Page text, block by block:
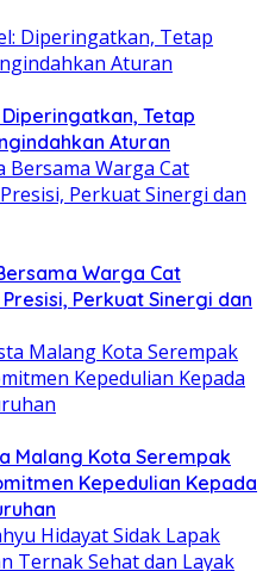
Tetap
Aturan
Warga Cat
Perkuat Sinergi dan
Malang Kota Serempak
Kepedulian Kepada